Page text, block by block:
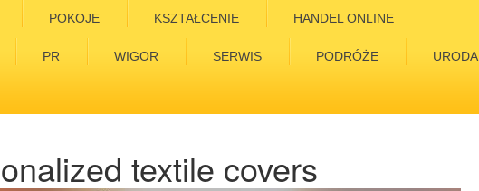
POKOJE KSZTAŁCENIE HANDEL ONLINE
PR WIGOR SERWIS PODRÓŻE URODA
textile covers